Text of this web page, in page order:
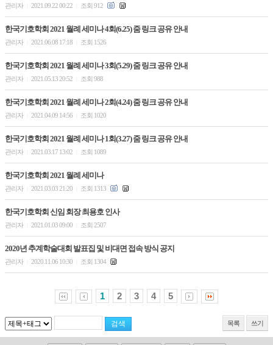
관리자 2021.09.22 00:22 조회 912
한국기호학회 2021 월례 세미나 4회(6.25) 줌 링크 공유 안내
관리자 2021.06.08 17:18 조회 1526
한국기호학회 2021 월례 세미나 3회(5.29) 줌 링크 공유 안내
관리자 2021.05.13 20:52 조회 988
한국기호학회 2021 월례 세미나 2회(4.24) 줌 링크 공유 안내
관리자 2021.04.09 14:56 조회 1020
한국기호학회 2021 월례 세미나 1회(3.27) 줌 링크 공유 안내
관리자 2021.03.17 13:02 조회 1089
한국기호학회 2021 월례 세미나
관리자 2021.03.03 21:20 조회 1313
한국기호학회 신임 회장 최용호 인사
관리자 2021.01.03 09:00 조회 2507
2020년 추계학술대회 발표집 및 비대면 접속 방식 공지
관리자 2020.11.06 10:30 조회 1304
1 2 3 4 5
목록 쓰기